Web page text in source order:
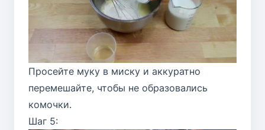
Просейте муку в миску и аккуратно
перемешайте, чтобы не образовались
комочки.
Шаг 5: